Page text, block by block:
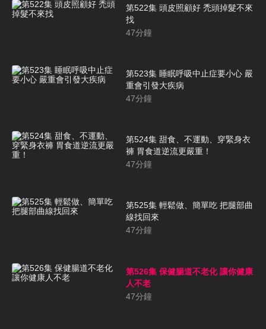
第522集 頭皮照顧好 禿頭掉髮不來
找
47分鐘
第523集 睡眠呼吸中止症要小心 嚴
重會引發大疾病
47分鐘
第524集 甜食、不運動、穿緊身衣
褲 胃食道逆流更嚴重！
47分鐘
第525集 輕鬆做、簡單吃 把腿部曲
線找回來
47分鐘
第526集 保健腸道不老化 讓你健康
人不老
47分鐘